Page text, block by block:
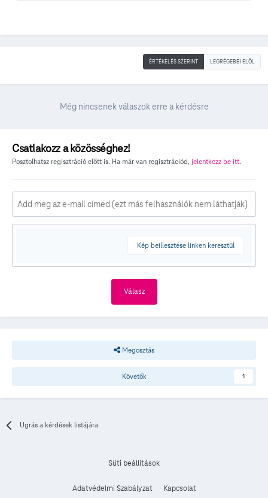
ÉRTÉKELÉS SZERINT LEGRÉGEBBI ELÖL
Még nincsenek válaszok erre a kérdésre
Csatlakozz a közösséghez!
Posztolhatsz regisztráció előtt is. Ha már van regisztrációd, jelentkezz be itt.
Kép beillesztése linken keresztül
Válasz
Megosztás
Követők 1
Ugrás a kérdések listájára
Süti beállítások
Adatvédelmi Szabályzat Kapcsolat